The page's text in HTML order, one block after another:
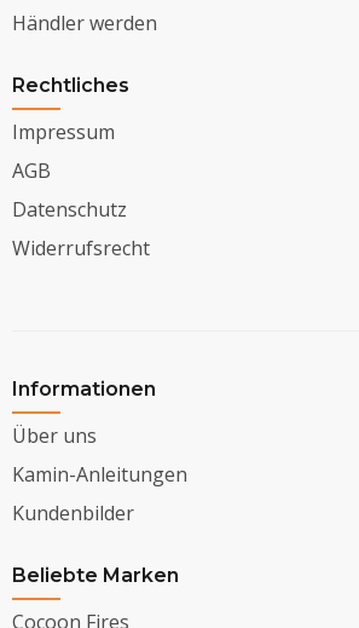
Händler werden
Rechtliches
Impressum
AGB
Datenschutz
Widerrufsrecht
Informationen
Über uns
Kamin-Anleitungen
Kundenbilder
Beliebte Marken
Cocoon Fires